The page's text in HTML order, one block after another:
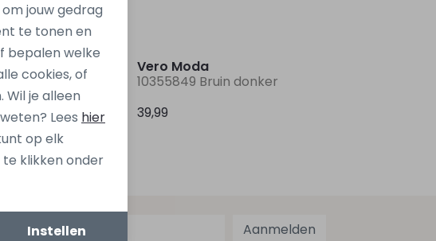
Nieuw
donker
Vero Moda
10355849 Bruin donker
39,99
Aanmelden
jouw gedrag
te tonen en
bepalen welke
cookies, of
Wil je alleen
Lees hier
op elk
klikken onder
Instellen